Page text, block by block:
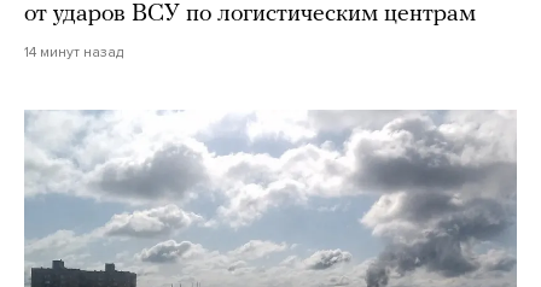
от ударов ВСУ по логистическим центрам
14 минут назад